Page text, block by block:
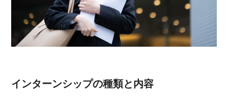
インターンシップの種類と内容